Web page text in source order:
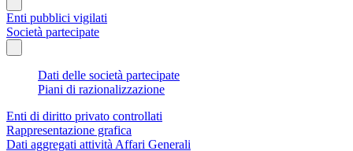
Enti pubblici vigilati
Società partecipate
Dati delle società partecipate
Piani di razionalizzazione
Enti di diritto privato controllati
Rappresentazione grafica
Dati aggregati attività Affari Generali